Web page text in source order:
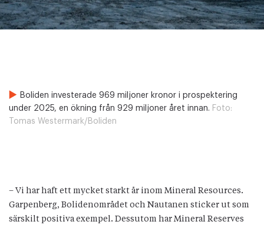
Boliden investerade 969 miljoner kronor i prospektering
under 2025, en ökning från 929 miljoner året innan. Foto:
Tomas Westermark/Boliden
– Vi har haft ett mycket starkt år inom Mineral Resources.
Garpenberg, Bolidenområdet och Nautanen sticker ut som
särskilt positiva exempel. Dessutom har Mineral Reserves